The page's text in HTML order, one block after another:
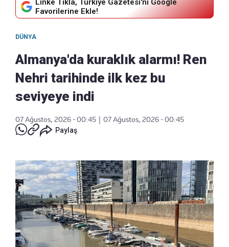
Linke Tıkla, Türkiye Gazetesi'ni Google
Favorilerine Ekle!
DÜNYA
Almanya'da kuraklık alarmı! Ren
Nehri tarihinde ilk kez bu
seviyeye indi
07 Ağustos, 2026 - 00:45
07 Ağustos, 2026 - 00:45
Paylaş